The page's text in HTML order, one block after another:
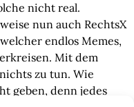
nicht real.
nun auch RechtsX
endlos Memes,
Mit dem
zu tun. Wie
geben, denn jedes